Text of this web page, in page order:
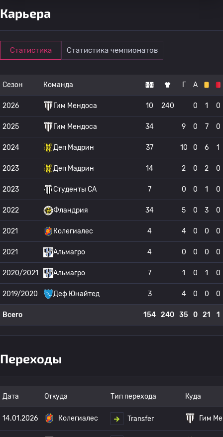
Карьера
Статистика Статистика чемпионатов
Сезон Команда Г А
2026 Гим Мендоса 10 240 0 1 0
2025 Гим Мендоса 34 9 0 7 0
2024 Деп Мадрин 37 10 0 6 1
2023 Деп Мадрин 14 2 0 2 0
2023 Студенты CA 7 0 0 1 0
2022 Фландрия 34 5 0 3 0
2021 Колегиалес 4 4 0 0 0
2021 Альмагро 4 0 0 0 0
2020/2021 Альмагро 7 1 0 1 0
2019/2020 Деф Юнайтед 3 4 0 0 0
Всего 154 240 35 0 21 1
Переходы
Дата Откуда Тип перехода Куда
14.01.2026 Колегиалес Transfer Гим